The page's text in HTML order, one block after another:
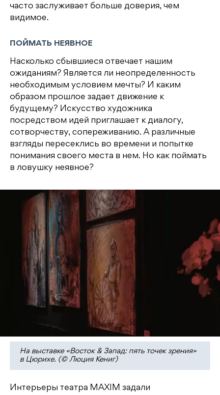
часто заслуживает больше доверия, чем
видимое.
ПОЙМАТЬ НЕЯВНОЕ
Насколько сбывшиеся отвечает нашим
ожиданиям? Является ли неопределенность
необходимым условием мечты? И каким
образом прошлое задает движение к
будущему? Искусство художника
посредством идей приглашает к диалогу,
сотворчеству, сопереживанию. А различные
взгляды пересеклись во времени и попытке
понимания своего места в нем. Но как поймать
в ловушку неявное?
На выставке «Восток & Запад: пять точек зрения»
в Цюрихе. (© Люция Кениг)
Интерьеры театра MAXIM задали